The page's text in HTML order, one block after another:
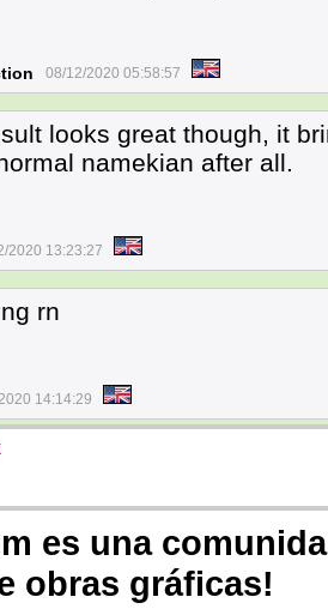
08/12/2020 05:58:57
looks great though, it
namekian after all.
2020 13:23:27
rn
14:14:29
es una
obras gráficas!